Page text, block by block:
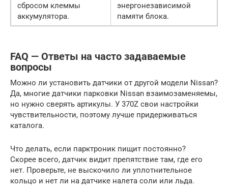
сбросом клеммы
аккумулятора.
энергонезависимой
памяти блока.
FAQ — Ответы на часто задаваемые
вопросы
Можно ли установить датчики от другой модели Nissan?
Да, многие датчики парковки Nissan взаимозаменяемы,
но нужно сверять артикулы. У 370Z свои настройки
чувствительности, поэтому лучше придерживаться
каталога.
Что делать, если парктроник пищит постоянно?
Скорее всего, датчик видит препятствие там, где его
нет. Проверьте, не выскочило ли уплотнительное
кольцо и нет ли на датчике налета соли или льда.